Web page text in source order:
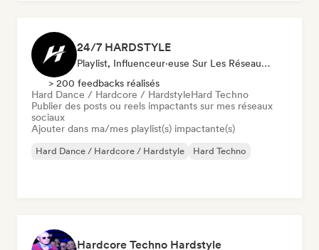
24/7 HARDSTYLE
Playlist, Influenceur·euse Sur Les Réseaux Sociaux
> 200 feedbacks réalisés
Hard Dance / Hardcore / HardstyleHard Techno
Publier des posts ou reels impactants sur mes réseaux
sociaux
Ajouter dans ma/mes playlist(s) impactante(s)
Hard Dance / Hardcore / Hardstyle Hard Techno
Hardcore Techno Hardstyle